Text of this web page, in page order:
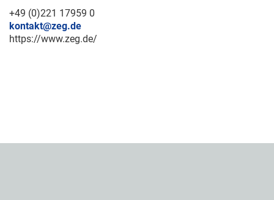
+49 (0)221 17959 0
kontakt@zeg.de
https://www.zeg.de/